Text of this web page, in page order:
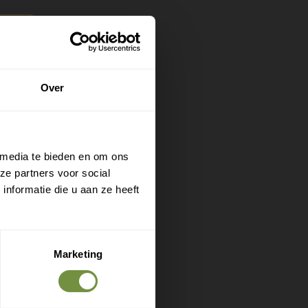
Over
te bieden en om ons
partners voor social
die u aan ze heeft
Marketing
tijdens
als